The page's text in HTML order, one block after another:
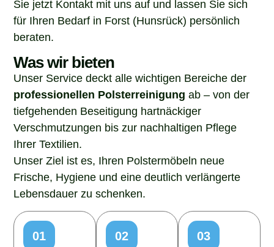
für Ihren Bedarf in Forst (Hunsrück) persönlich
beraten.
Was wir bieten
Unser Service deckt alle wichtigen Bereiche der
professionellen Polsterreinigung ab – von der
tiefgehenden Beseitigung hartnäckiger
Verschmutzungen bis zur nachhaltigen Pflege
Ihrer Textilien.
Unser Ziel ist es, Ihren Polstermöbeln neue
Frische, Hygiene und eine deutlich verlängerte
Lebensdauer zu schenken.
01
02
03